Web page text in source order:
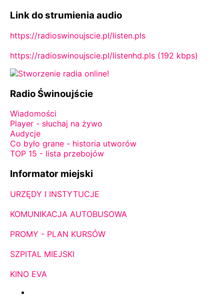
Link do strumienia audio
https://radioswinoujscie.pl/listen.pls
https://radioswinoujscie.pl/listenhd.pls (192 kbps)
Radio Świnoujście
Wiadomości
Player - słuchaj na żywo
Audycje
Co było grane - historia utworów
TOP 15 - lista przebojów
Informator miejski
URZĘDY I INSTYTUCJE
KOMUNIKACJA AUTOBUSOWA
PROMY - PLAN KURSÓW
SZPITAL MIEJSKI
KINO EVA